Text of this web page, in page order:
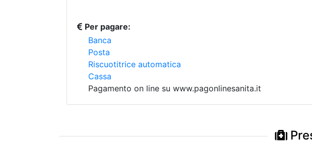
Per pagare:
Banca
Posta
Riscuotitrice automatica
Cassa
Pagamento on line su www.pagonlinesanita.it